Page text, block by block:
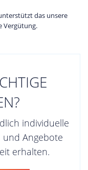
das unsere
Vergütung.
individuelle
und Angebote
erhalten.